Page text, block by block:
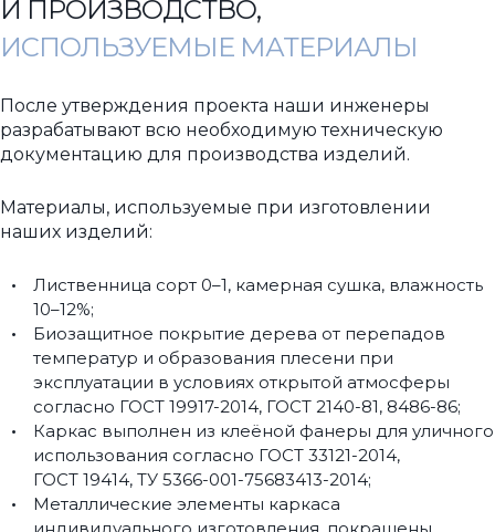
И ПРОИЗВОДСТВО,
ИСПОЛЬЗУЕМЫЕ МАТЕРИАЛЫ
После утверждения проекта наши инженеры
разрабатывают всю необходимую техническую
документацию для производства изделий.
Материалы, используемые при изготовлении
наших изделий:
Лиственница сорт 0–1, камерная сушка, влажность
10–12%;
Биозащитное покрытие дерева от перепадов
температур и образования плесени при
эксплуатации в условиях открытой атмосферы
согласно ГОСТ 19917-2014, ГОСТ 2140-81, 8486-86;
Каркас выполнен из клеёной фанеры для уличного
использования согласно ГОСТ 33121-2014,
ГОСТ 19414, ТУ 5366-001-75683413-2014;
Металлические элементы каркаса